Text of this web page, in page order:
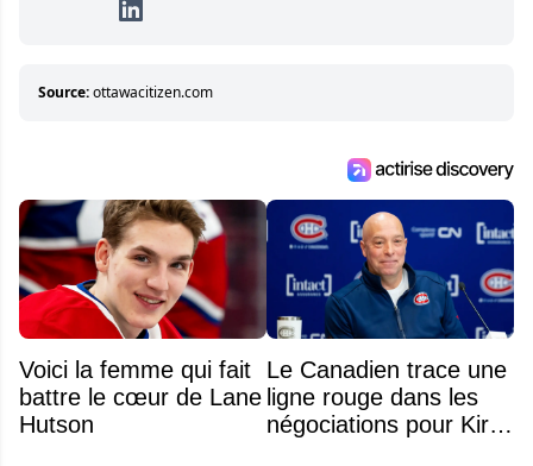
détermination pour parvenir à se démarquer.
Source:ottawacitizen.com
Voici la femme qui fait
battre le cœur de Lane
Hutson
Le Canadien trace une
ligne rouge dans les
négociations pour Kirill